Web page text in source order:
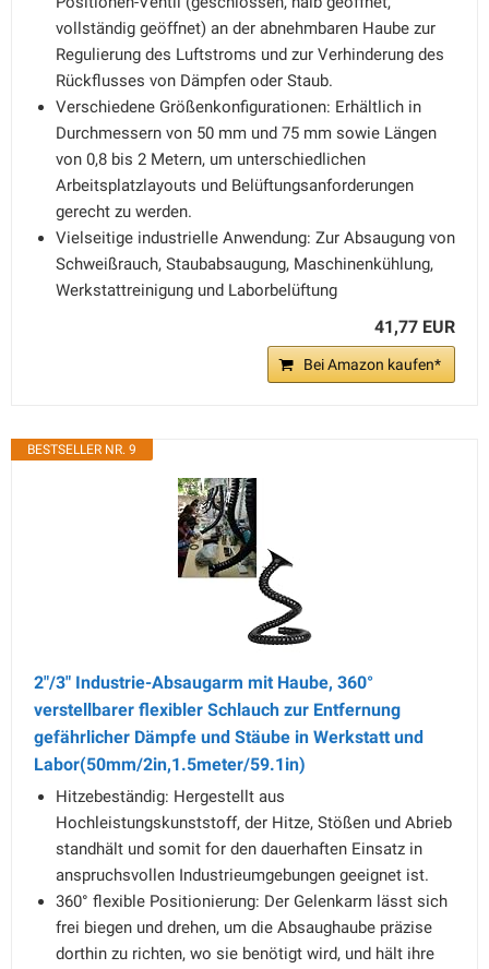
vollständig geöffnet) an der abnehmbaren Haube zur
Regulierung des Luftstroms und zur Verhinderung des
Rückflusses von Dämpfen oder Staub.
Verschiedene Größenkonfigurationen: Erhältlich in
Durchmessern von 50 mm und 75 mm sowie Längen
von 0,8 bis 2 Metern, um unterschiedlichen
Arbeitsplatzlayouts und Belüftungsanforderungen
gerecht zu werden.
Vielseitige industrielle Anwendung: Zur Absaugung von
Schweißrauch, Staubabsaugung, Maschinenkühlung,
Werkstattreinigung und Laborbelüftung
41,77 EUR
Bei Amazon kaufen*
BESTSELLER NR. 9
2"/3" Industrie-Absaugarm mit Haube, 360°
verstellbarer flexibler Schlauch zur Entfernung
gefährlicher Dämpfe und Stäube in Werkstatt und
Labor(50mm/2in,1.5meter/59.1in)
Hitzebeständig: Hergestellt aus
Hochleistungskunststoff, der Hitze, Stößen und Abrieb
standhält und somit for den dauerhaften Einsatz in
anspruchsvollen Industrieumgebungen geeignet ist.
360° flexible Positionierung: Der Gelenkarm lässt sich
frei biegen und drehen, um die Absaughaube präzise
dorthin zu richten, wo sie benötigt wird, und hält ihre